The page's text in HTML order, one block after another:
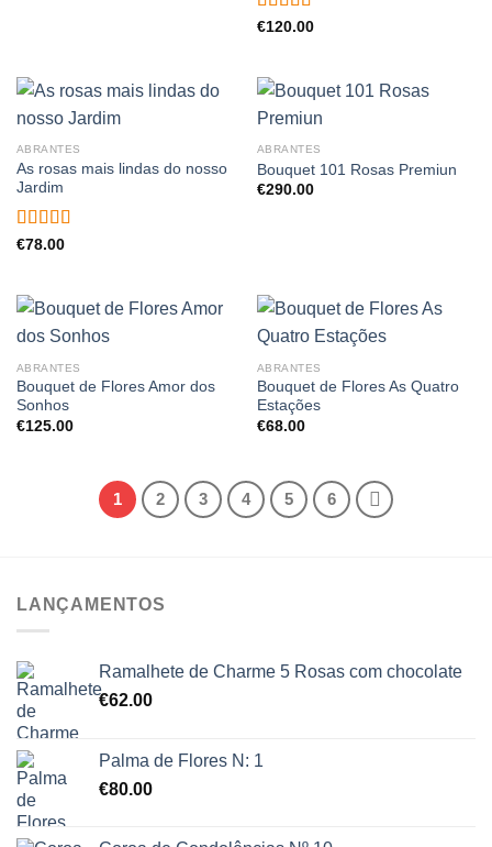
Avaliação
€120.00
ABRANTES
As rosas mais lindas do nosso
Jardim
Avaliação
€78.00
ABRANTES
Bouquet 101 Rosas Premiun
€290.00
ABRANTES
Bouquet de Flores Amor dos
Sonhos
€125.00
ABRANTES
Bouquet de Flores As Quatro
Estações
€68.00
1 2 3 4 5 6
LANÇAMENTOS
Ramalhete de Charme 5 Rosas com chocolate
€62.00
Palma de Flores N: 1
€80.00